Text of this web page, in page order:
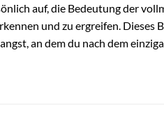
auf, die Bedeutung der
und zu ergreifen. Dieses
an dem du nach dem